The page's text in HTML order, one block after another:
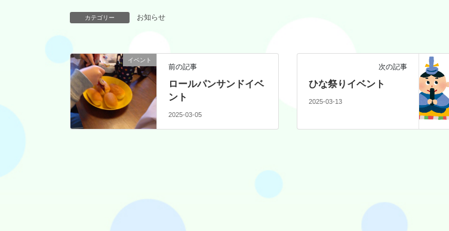
カテゴリー お知らせ
イベント
前の記事
ロールパンサンドイベ
ント
2025-03-05
次の記事
ひな祭りイベント
2025-03-13